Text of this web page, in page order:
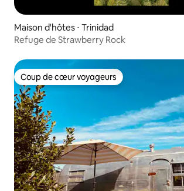
Maison d'hôtes ⋅ Trinidad
Refuge de Strawberry Rock
Coup de cœur voyageurs
Coup de cœur voyageurs